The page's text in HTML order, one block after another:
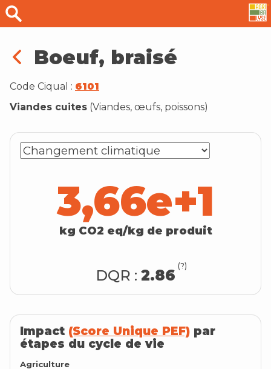
Boeuf, braisé
Code Ciqual : 6101
Viandes cuites (Viandes, œufs, poissons)
3,66e+1
kg CO2 eq/kg de produit
DQR : 2.86
(?)
Impact (Score Unique PEF) par
étapes du cycle de vie
Agriculture